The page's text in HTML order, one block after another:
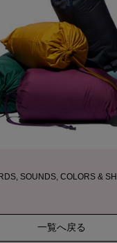
SOUNDS, COLORS &
一覧へ戻る